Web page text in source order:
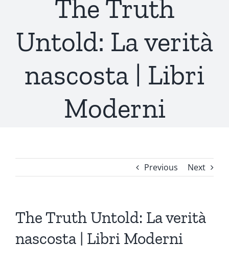
The Truth
Untold: La verità
nascosta | Libri
Moderni
Previous Next
The Truth Untold: La verità
nascosta | Libri Moderni